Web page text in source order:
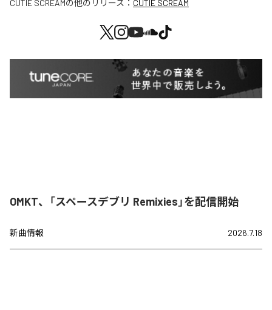
CUTIE SCREAMの他のリリース： CUTIE SCREAM
OMKT、「スペースデブリ Remixies」を配信開始
新曲情報 2026.7.18